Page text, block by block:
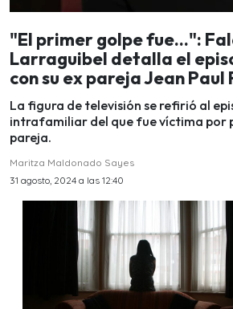
"El primer golpe fue...":
Larraguibel detalla el
con su ex pareja Jean Paul
La figura de televisión se refirió al
intrafamiliar del que fue víctima por
pareja.
Maritza Maldonado Sayes
31 agosto, 2024 a las 12:40